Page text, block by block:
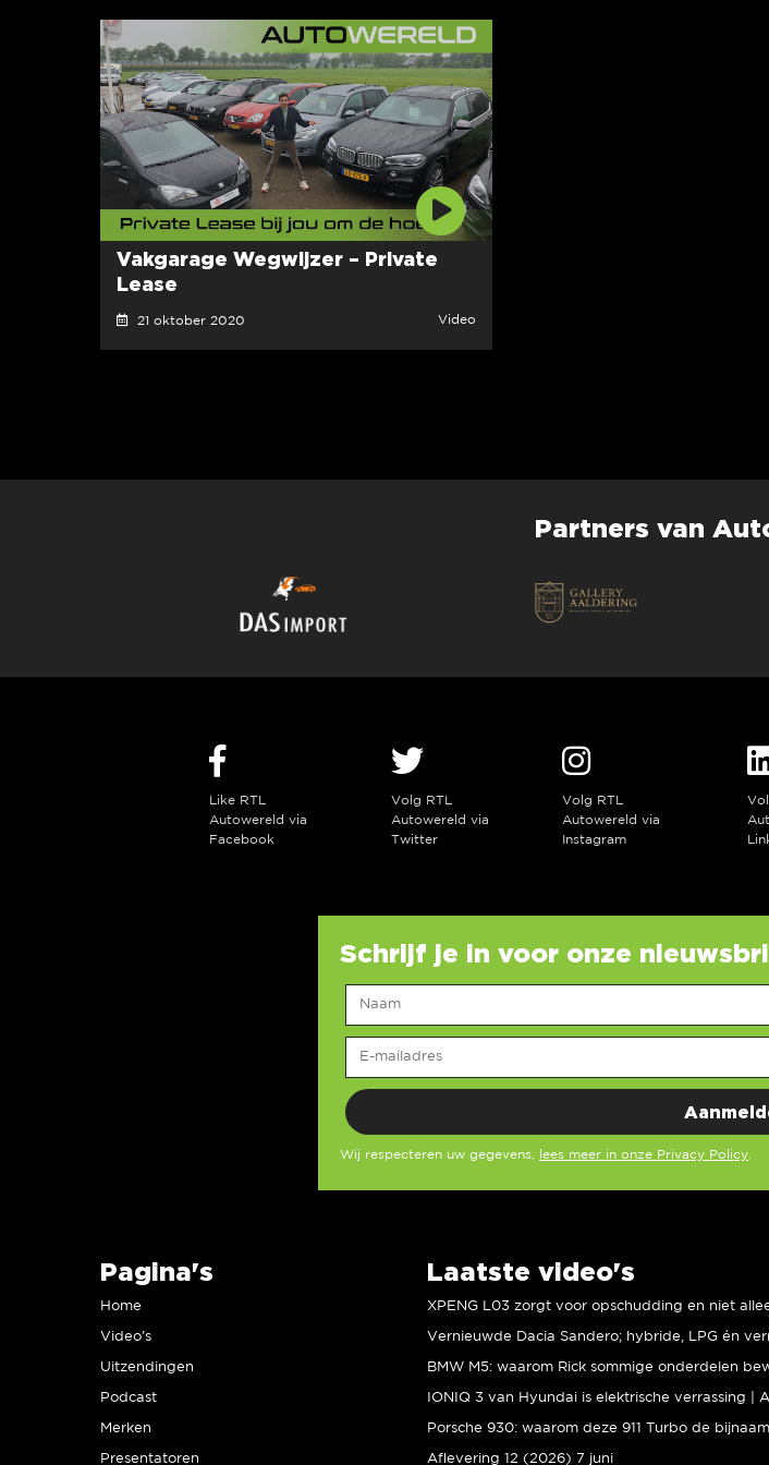
Vakgarage Wegwijzer – Private
Lease
21 oktober 2020 Video
Partners van
Like RTL
Autowereld via
Facebook
Volg RTL
Autowereld via
Twitter
Volg RTL
Autowereld via
Instagram
Schrijf je in voor onze
Wij respecteren uw gegevens, lees meer in onze Privacy Policy
Pagina's
Home
Video’s
Uitzendingen
Podcast
Merken
Presentatoren
Laatste video's
IONIQ 3 van Hyundai is elektrische verrassing |
Aflevering 12 (2026) 7 juni